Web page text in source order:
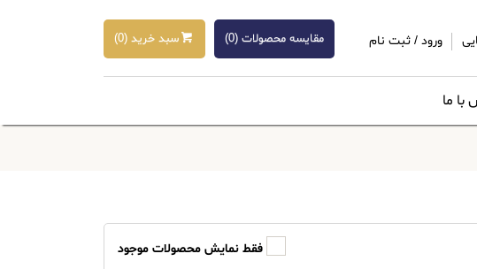
ورود /ثبت نام سبد خرید (0
) مقایسه محصولات (0
)
با ما
فقط نمایش محصولات موجود